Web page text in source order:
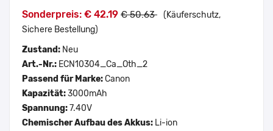
Sonderpreis: € 42.19 € 50.63 (Käuferschutz,
Sichere Bestellung)
Zustand: Neu
Art.-Nr.: ECN10304_Ca_Oth_2
Passend für Marke:Canon
Kapazität:3000mAh
Spannung:7.40V
Chemischer Aufbau des Akkus: Li-ion